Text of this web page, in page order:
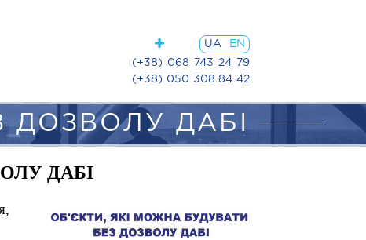
(+38) 068 743 24 79
(+38) 050 308 84 42
UA EN
ДОЗВОЛУ ДАБІ
ДАБІ